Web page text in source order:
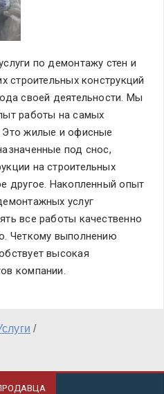
по демонтажу стен и
строительных конструкций
своей деятельности. Мы
работы на самых
Это жилые и офисные
под снос,
на строительных
другое. Накопленный опыт
услуг
все работы качественно
Четкому выполнению
высокая
компании.
/